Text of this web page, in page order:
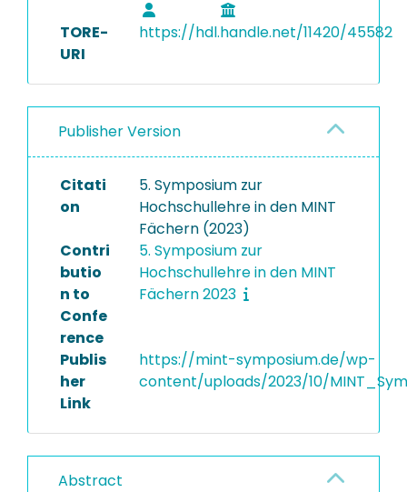
TORE-
URI
https://hdl.handle.net/11420/45582
Publisher Version
Citati
on
5. Symposium zur
Hochschullehre in den MINT
Fächern (2023)
Contri
butio
n to
Confe
rence
5. Symposium zur
Hochschullehre in den MINT
Fächern 2023
Publis
her
Link
https://mint-symposium.de/wp-
content/uploads/2023/10/
Abstract